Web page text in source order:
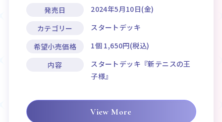
発売日
2024年5月10日(金)
カテゴリー
スタートデッキ
希望小売価格
1個 1,650円(税込)
内容
スタートデッキ『新テニスの王
子様』
View More